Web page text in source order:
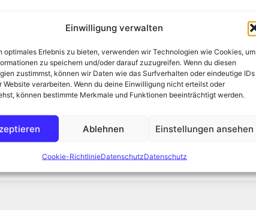
Einwilligung verwalten
optimales Erlebnis zu bieten, verwenden wir Technologien wie Cookies, um
zu speichern und/oder darauf zuzugreifen. Wenn du diesen
zustimmst, können wir Daten wie das Surfverhalten oder eindeutige IDs
Website verarbeiten. Wenn du deine Einwilligung nicht erteilst oder
können bestimmte Merkmale und Funktionen beeinträchtigt werden.
Ablehnen Einstellungen ansehen
Cookie-RichtlinieDatenschutzDatenschutz
es tröpfelt leicht, mäßiger Wind aus Nord-West
um sich etwas an der Küste
… Gestern in Wremen war ein solcher Tag
war eingepackt, doch nach einem heißen
,maritim Meer ,Moorknipser Nordsee,Wasser ,